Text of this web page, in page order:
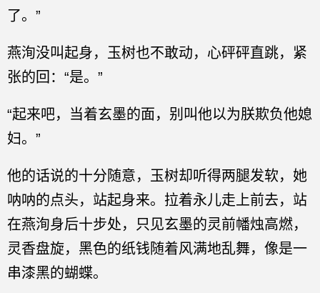
了。”
燕洵没叫起身，玉树也不敢动，心砰砰直跳，紧
张的回：“是。”
“起来吧，当着玄墨的面，别叫他以为朕欺负他媳
妇。”
他的话说的十分随意，玉树却听得两腿发软，她
呐呐的点头，站起身来。拉着永儿走上前去，站
在燕洵身后十步处，只见玄墨的灵前幡烛高燃，
灵香盘旋，黑色的纸钱随着风满地乱舞，像是一
串漆黑的蝴蝶。